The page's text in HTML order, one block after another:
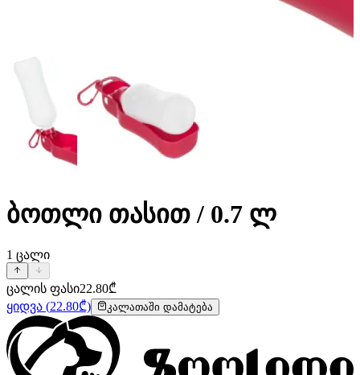
ბოთლი თასით / 0.7 ლ
1 ცალი
ცალის ფასი22.80₾
ყიდვა (22.80₾) კალათაში დამატება